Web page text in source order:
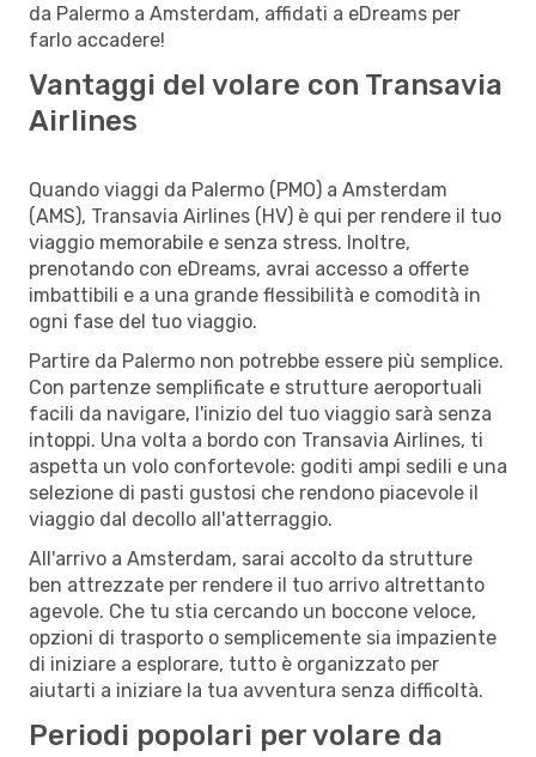
da Palermo a Amsterdam, affidati a eDreams per
farlo accadere!
Vantaggi del volare con Transavia
Airlines
Quando viaggi da Palermo (PMO) a Amsterdam
(AMS), Transavia Airlines (HV) è qui per rendere il tuo
viaggio memorabile e senza stress. Inoltre,
prenotando con eDreams, avrai accesso a offerte
imbattibili e a una grande flessibilità e comodità in
ogni fase del tuo viaggio.
Partire da Palermo non potrebbe essere più semplice.
Con partenze semplificate e strutture aeroportuali
facili da navigare, l'inizio del tuo viaggio sarà senza
intoppi. Una volta a bordo con Transavia Airlines, ti
aspetta un volo confortevole: goditi ampi sedili e una
selezione di pasti gustosi che rendono piacevole il
viaggio dal decollo all'atterraggio.
All'arrivo a Amsterdam, sarai accolto da strutture
ben attrezzate per rendere il tuo arrivo altrettanto
agevole. Che tu stia cercando un boccone veloce,
opzioni di trasporto o semplicemente sia impaziente
di iniziare a esplorare, tutto è organizzato per
aiutarti a iniziare la tua avventura senza difficoltà.
Periodi popolari per volare da